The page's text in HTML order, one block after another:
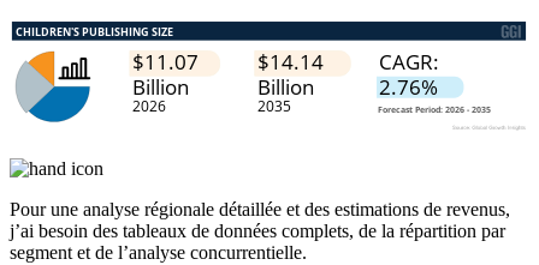
Pour une analyse régionale détaillée et des estimations de revenus,
j’ai besoin des tableaux de données complets, de la répartition par
segment et de l’analyse concurrentielle.